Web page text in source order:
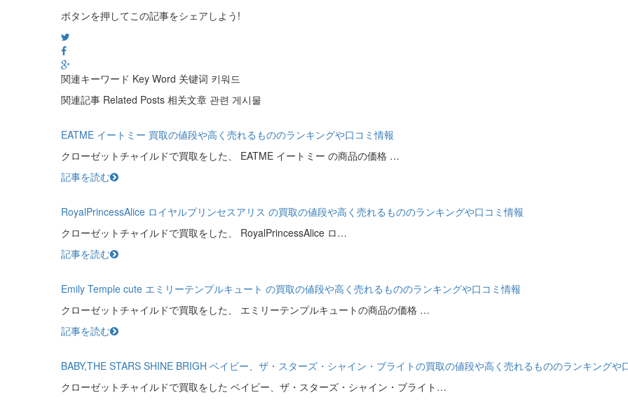
ボタンを押してこの記事をシェアしよう!
関連キーワード Key Word 关键词 키워드
関連記事 Related Posts 相关文章 관련 게시물
EATME イートミー 買取の値段や高く売れるもののランキングや口コミ情報
クローゼットチャイルドで買取をした、 EATME イートミー の商品の価格 …
記事を読む
RoyalPrincessAlice ロイヤルプリンセスアリス の買取の値段や高く売れるもののランキングや口コミ情報
クローゼットチャイルドで買取をした、 RoyalPrincessAlice ロ…
記事を読む
Emily Temple cute エミリーテンプルキュート の買取の値段や高く売れるもののランキングや口コミ情報
クローゼットチャイルドで買取をした、 エミリーテンプルキュートの商品の価格 …
記事を読む
BABY,THE STARS SHINE BRIGH ベイビー、ザ・スターズ・シャイン・ブライトの買取の値段や高く売れるもののランキングや
クローゼットチャイルドで買取をした ベイビー、ザ・スターズ・シャイン・ブライト…